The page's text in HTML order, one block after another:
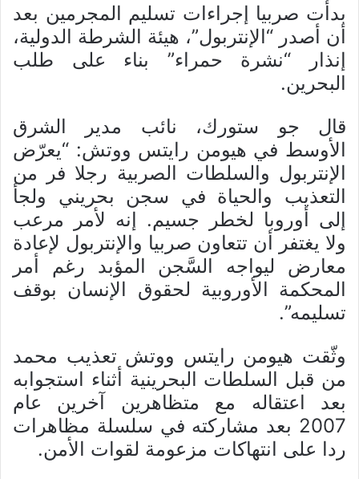
بدأت صربيا إجراءات تسليم المجرمين بعد
أن أصدر “الإنتربول”، هيئة الشرطة الدولية،
إنذار “نشرة حمراء” بناء على طلب
البحرين.
قال جو ستورك، نائب مدير الشرق
الأوسط في هيومن رايتس ووتش: “يعرّض
الإنتربول والسلطات الصربية رجلا فر من
التعذيب والحياة في سجن بحريني ولجأ
إلى أوروبا لخطر جسيم. إنه لأمر مرعب
ولا يغتفر أن تتعاون صربيا والإنتربول لإعادة
معارض ليواجه السَّجن المؤبد رغم أمر
المحكمة الأوروبية لحقوق الإنسان بوقف
تسليمه”.
وثّقت هيومن رايتس ووتش تعذيب محمد
من قبل السلطات البحرينية أثناء استجوابه
بعد اعتقاله مع متظاهرين آخرين عام
2007 بعد مشاركته في سلسلة مظاهرات
ردا على انتهاكات مزعومة لقوات الأمن.